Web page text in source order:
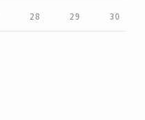
28 29 30